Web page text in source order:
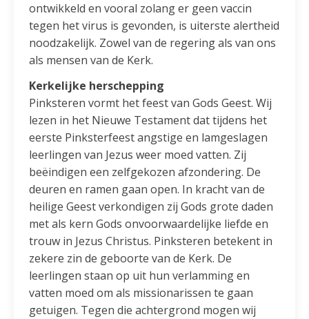
ontwikkeld en vooral zolang er geen vaccin
tegen het virus is gevonden, is uiterste alertheid
noodzakelijk. Zowel van de regering als van ons
als mensen van de Kerk.
Kerkelijke herschepping
Pinksteren vormt het feest van Gods Geest. Wij
lezen in het Nieuwe Testament dat tijdens het
eerste Pinksterfeest angstige en lamgeslagen
leerlingen van Jezus weer moed vatten. Zij
beëindigen een zelfgekozen afzondering. De
deuren en ramen gaan open. In kracht van de
heilige Geest verkondigen zij Gods grote daden
met als kern Gods onvoorwaardelijke liefde en
trouw in Jezus Christus. Pinksteren betekent in
zekere zin de geboorte van de Kerk. De
leerlingen staan op uit hun verlamming en
vatten moed om als missionarissen te gaan
getuigen. Tegen die achtergrond mogen wij